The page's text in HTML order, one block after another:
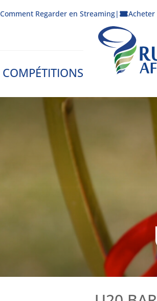
Comment Regarder en Streaming|
COMPÉTITIONS
Rugby Afrique